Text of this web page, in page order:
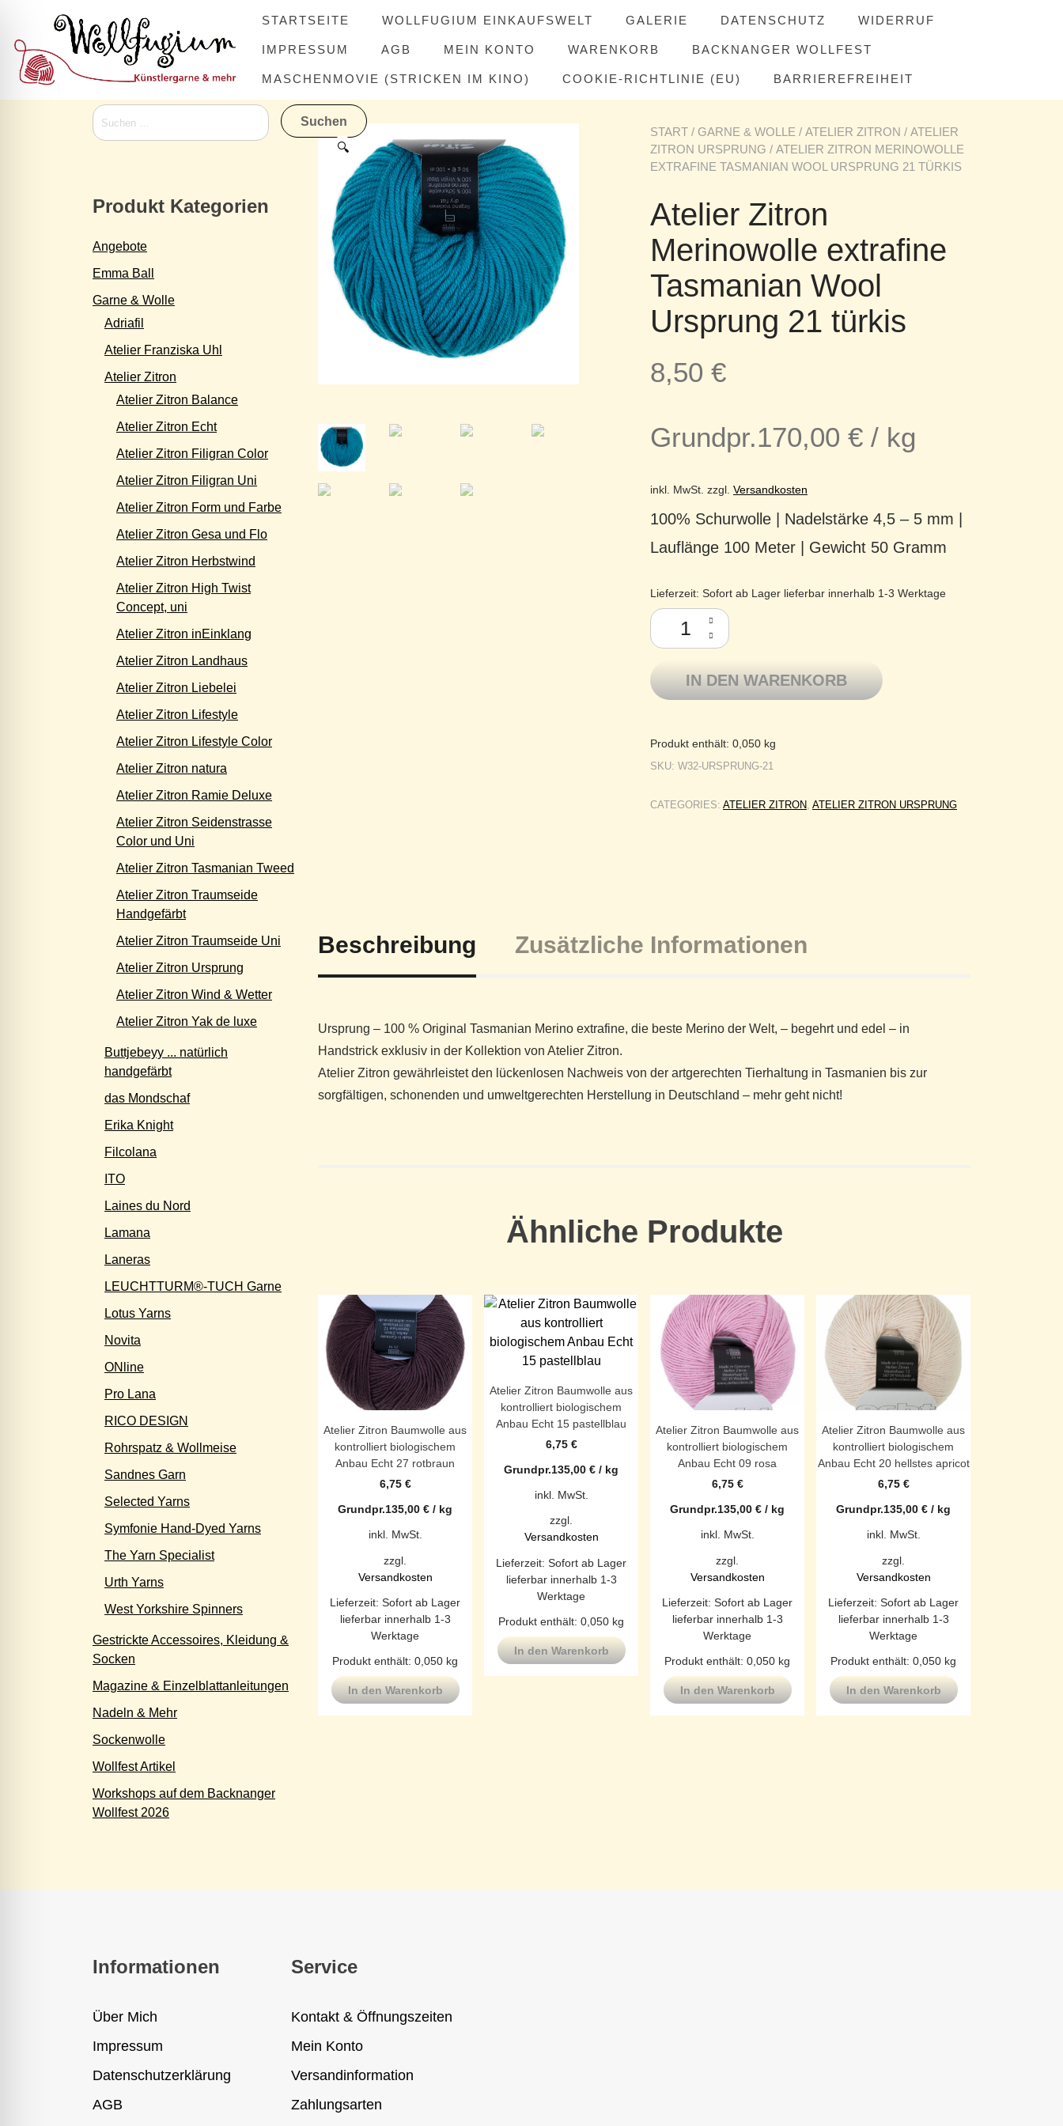
content
STARTSEITE WOLLFUGIUM EINKAUFSWELT GALERIE DATENSCHUTZ WIDERRUF
IMPRESSUM AGB MEIN KONTO WARENKORB BACKNANGER WOLLFEST
MASCHENMOVIE (STRICKEN IM KINO) COOKIE-RICHTLINIE (EU) BARRIEREFREIHEIT
🔍
START / GARNE & WOLLE / ATELIER ZITRON / ATELIER
ZITRON URSPRUNG / ATELIER ZITRON MERINOWOLLE
EXTRAFINE TASMANIAN WOOL URSPRUNG 21 TÜRKIS
Atelier Zitron
Merinowolle extrafine
Tasmanian Wool
Ursprung 21 türkis
8,50 €
Grundpr.170,00 € / kg
inkl. MwSt. zzgl. Versandkosten
100% Schurwolle | Nadelstärke 4,5 – 5 mm |
Lauflänge 100 Meter | Gewicht 50 Gramm
Lieferzeit: Sofort ab Lager lieferbar innerhalb 1-3 Werktage
Atelier Zitron Merinowolle extrafine Tasmanian Wool Ursprung 21 türkis
IN DEN WARENKORB
Produkt enthält: 0,050 kg
SKU: W32-URSPRUNG-21
CATEGORIES: ATELIER ZITRON ATELIER ZITRON URSPRUNG
Beschreibung Zusätzliche Informationen
Ursprung – 100 % Original Tasmanian Merino extrafine, die beste Merino der Welt, – begehrt und edel – in
Handstrick exklusiv in der Kollektion von Atelier Zitron.
Atelier Zitron gewährleistet den lückenlosen Nachweis von der artgerechten Tierhaltung in Tasmanien bis zur
sorgfältigen, schonenden und umweltgerechten Herstellung in Deutschland – mehr geht nicht!
Ähnliche Produkte
Atelier Zitron Baumwolle aus
kontrolliert biologischem
Anbau Echt 27 rotbraun
6,75 €
Grundpr.135,00 € / kg
inkl. MwSt.
zzgl.
Versandkosten
Lieferzeit: Sofort ab Lager
lieferbar innerhalb 1-3
Werktage
Produkt enthält: 0,050 kg
In den Warenkorb
Atelier Zitron Baumwolle aus
kontrolliert biologischem
Anbau Echt 15 pastellblau
6,75 €
Grundpr.135,00 € / kg
inkl. MwSt.
zzgl.
Versandkosten
Lieferzeit: Sofort ab Lager
lieferbar innerhalb 1-3
Werktage
Produkt enthält: 0,050 kg
In den Warenkorb
Atelier Zitron Baumwolle aus
kontrolliert biologischem
Anbau Echt 09 rosa
6,75 €
Grundpr.135,00 € / kg
inkl. MwSt.
zzgl.
Versandkosten
Lieferzeit: Sofort ab Lager
lieferbar innerhalb 1-3
Werktage
Produkt enthält: 0,050 kg
In den Warenkorb
Atelier Zitron Baumwolle aus
kontrolliert biologischem
Anbau Echt 20 hellstes apricot
6,75 €
Grundpr.135,00 € / kg
inkl. MwSt.
zzgl.
Versandkosten
Lieferzeit: Sofort ab Lager
lieferbar innerhalb 1-3
Werktage
Produkt enthält: 0,050 kg
In den Warenkorb
Suchen
nach:
Produkt Kategorien
Angebote
Emma Ball
Garne & Wolle
Adriafil
Atelier Franziska Uhl
Atelier Zitron
Atelier Zitron Balance
Atelier Zitron Echt
Atelier Zitron Filigran Color
Atelier Zitron Filigran Uni
Atelier Zitron Form und Farbe
Atelier Zitron Gesa und Flo
Atelier Zitron Herbstwind
Atelier Zitron High Twist
Concept, uni
Atelier Zitron inEinklang
Atelier Zitron Landhaus
Atelier Zitron Liebelei
Atelier Zitron Lifestyle
Atelier Zitron Lifestyle Color
Atelier Zitron natura
Atelier Zitron Ramie Deluxe
Atelier Zitron Seidenstrasse
Color und Uni
Atelier Zitron Tasmanian Tweed
Atelier Zitron Traumseide
Handgefärbt
Atelier Zitron Traumseide Uni
Atelier Zitron Ursprung
Atelier Zitron Wind & Wetter
Atelier Zitron Yak de luxe
Buttjebeyy ... natürlich
handgefärbt
das Mondschaf
Erika Knight
Filcolana
ITO
Laines du Nord
Lamana
Laneras
LEUCHTTURM®-TUCH Garne
Lotus Yarns
Novita
ONline
Pro Lana
RICO DESIGN
Rohrspatz & Wollmeise
Sandnes Garn
Selected Yarns
Symfonie Hand-Dyed Yarns
The Yarn Specialist
Urth Yarns
West Yorkshire Spinners
Gestrickte Accessoires, Kleidung &
Socken
Magazine & Einzelblattanleitungen
Nadeln & Mehr
Sockenwolle
Wollfest Artikel
Workshops auf dem Backnanger
Wollfest 2026
Informationen
Über Mich
Impressum
Datenschutzerklärung
AGB
Service
Kontakt & Öffnungszeiten
Mein Konto
Versandinformation
Zahlungsarten